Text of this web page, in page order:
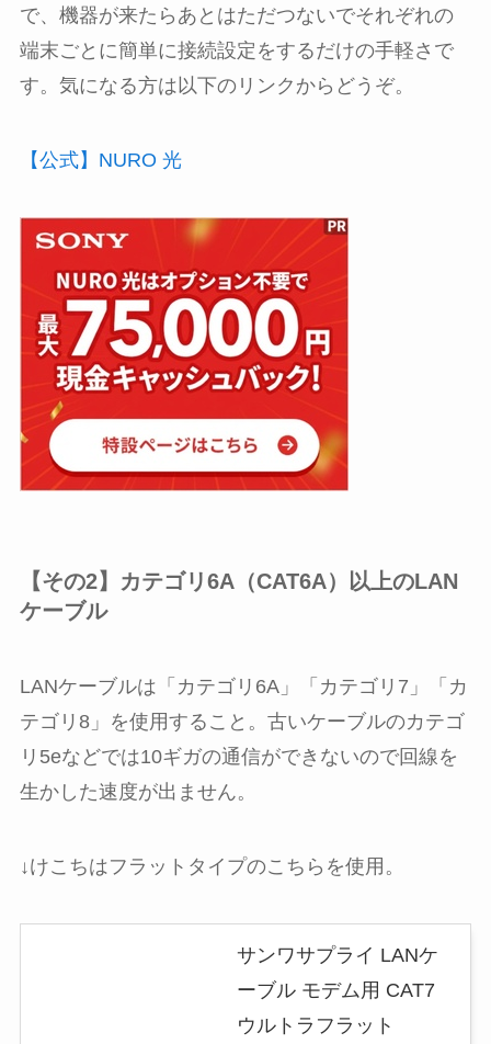
で、機器が来たらあとはただつないでそれぞれの
端末ごとに簡単に接続設定をするだけの手軽さで
す。気になる方は以下のリンクからどうぞ。
【公式】NURO 光
【その2】カテゴリ6A（CAT6A）以上のLAN
ケーブル
LANケーブルは「カテゴリ6A」「カテゴリ7」「カ
テゴリ8」を使用すること。古いケーブルのカテゴ
リ5eなどでは10ギガの通信ができないので回線を
生かした速度が出ません。
↓けこちはフラットタイプのこちらを使用。
サンワサプライ LANケ
ーブル モデム用 CAT7
ウルトラフラット